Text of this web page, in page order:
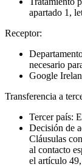
apartado 1,
Receptor:
necesario
Google
Transferencia a
Tercer país:
Decisión de
Cláusulas
al contacto
el artículo